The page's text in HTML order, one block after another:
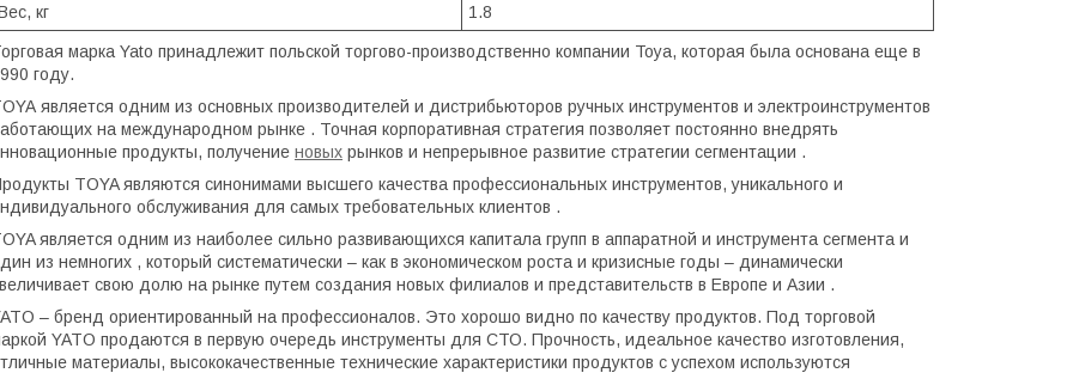
кг
1.8
марка Yato принадлежит польской торгово-производственно компании Toya, которая была основана еще в
году.
является одним из основных производителей и дистрибьюторов ручных инструментов и электроинструментов
на международном рынке . Точная корпоративная стратегия позволяет постоянно внедрять
продукты, получение новых рынков и непрерывное развитие стратегии сегментации .
TOYA являются синонимами высшего качества профессиональных инструментов, уникального и
обслуживания для самых требовательных клиентов .
является одним из наиболее сильно развивающихся капитала групп в аппаратной и инструмента сегмента и
из немногих , который систематически – как в экономическом роста и кризисные годы – динамически
свою долю на рынке путем создания новых филиалов и представительств в Европе и Азии .
– бренд ориентированный на профессионалов. Это хорошо видно по качеству продуктов. Под торговой
YATO продаются в первую очередь инструменты для СТО. Прочность, идеальное качество изготовления,
материалы, высококачественные технические характеристики продуктов с успехом используются